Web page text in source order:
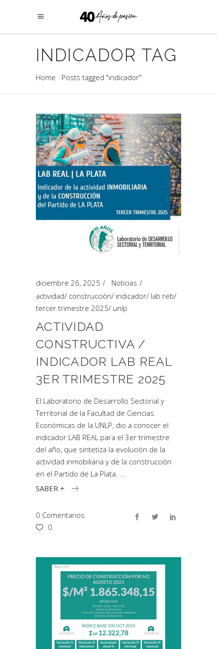
INDICADOR TAG
Home Posts tagged "indicador"
diciembre 26, 2025
Noticias
actividad/ construcción/ indicador/ lab reb/
tercer trimestre 2025/ unlp
ACTIVIDAD
CONSTRUCTIVA /
INDICADOR LAB REAL
3ER TRIMESTRE 2025
El Laboratorio de Desarrollo Sectorial y
Territorial de la Facultad de Ciencias
Económicas de la UNLP, dio a conocer el
indicador LAB REAL para el 3er trimestre
del año, que sintetiza la evolución de la
actividad inmobiliaria y de la construcción
en el Partido de La Plata.
SABER +
0 Comentarios
0